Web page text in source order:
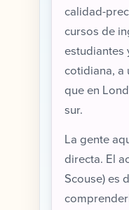
calidad-
cursos de
estudiantes
cotidiana, a
que en
sur.
La gente
directa. El
Scouse) es